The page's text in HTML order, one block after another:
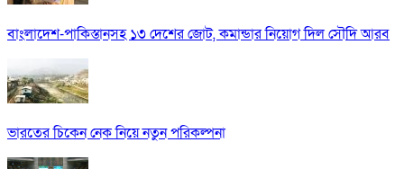
বাংলাদেশ-পাকিস্তানসহ ১৩ দেশের জোট, কমান্ডার নিয়োগ দিল সৌদি আরব
ভারতের চিকেন নেক নিয়ে নতুন পরিকল্পনা